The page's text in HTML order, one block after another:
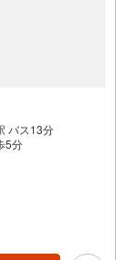
バス13分
5分